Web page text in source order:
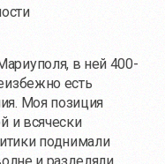
в ней 400-
есть
Моя позиция
и всячески
поднимали
и разделяли